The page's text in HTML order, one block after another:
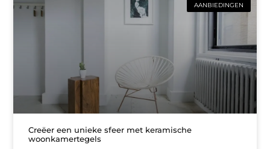
AANBIEDINGEN
Creëer een unieke sfeer met keramische
woonkamertegels